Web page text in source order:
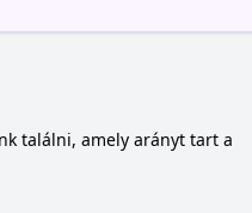
találni, amely arányt tart a